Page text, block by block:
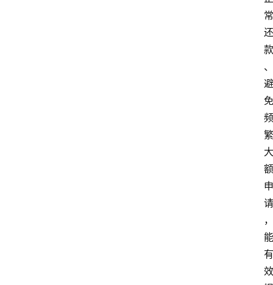
常
还
款
、
避
免
频
繁
大
额
申
请
，
能
有
效